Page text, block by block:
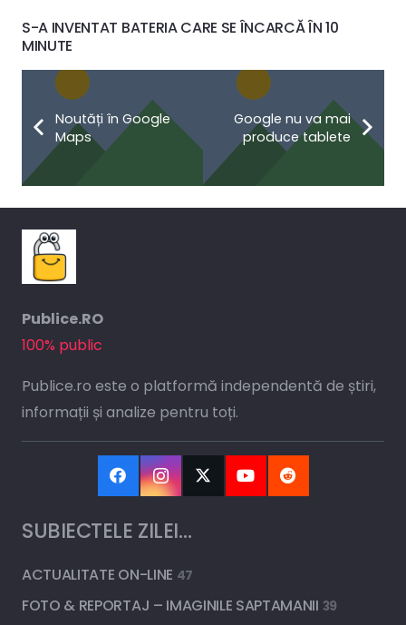
S-A INVENTAT BATERIA CARE SE ÎNCARCĂ ÎN 10
MINUTE
Noutăți în Google
Maps
Google nu va mai
produce tablete
Publice.RO
100% public
Publice.ro este o platformă independentă de știri,
informații și analize pentru toți.
SUBIECTELE ZILEI…
ACTUALITATE ON-LINE 47
FOTO & REPORTAJ – IMAGINILE SAPTAMANII 39